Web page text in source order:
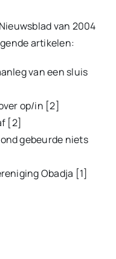
van 2004
artikelen:
van een sluis
op/in [2]
[2]
gebeurde niets
Obadja [1]